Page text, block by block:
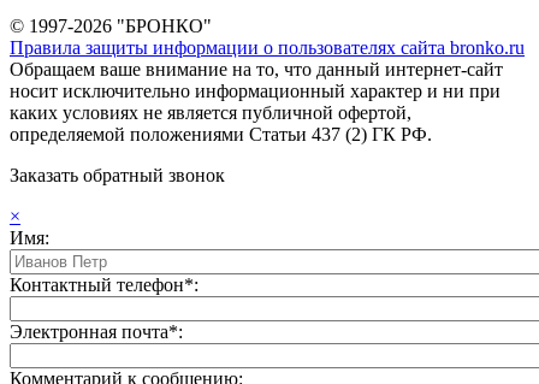
© 1997-2026 "БРОНКО"
Правила защиты информации о пользователях сайта bronko.ru
Обращаем ваше внимание на то, что данный интернет-сайт
носит исключительно информационный характер и ни при
каких условиях не является публичной офертой,
определяемой положениями Статьи 437 (2) ГК РФ.
Заказать обратный звонок
×
Имя:
Контактный телефон*:
Электронная почта*:
Комментарий к сообщению: